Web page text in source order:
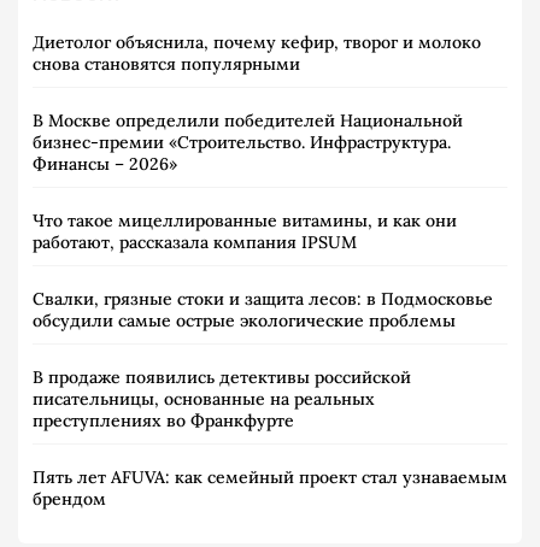
Диетолог объяснила, почему кефир, творог и молоко
снова становятся популярными
В Москве определили победителей Национальной
бизнес-премии «Строительство. Инфраструктура.
Финансы – 2026»
Что такое мицеллированные витамины, и как они
работают, рассказала компания IPSUM
Свалки, грязные стоки и защита лесов: в Подмосковье
обсудили самые острые экологические проблемы
В продаже появились детективы российской
писательницы, основанные на реальных
преступлениях во Франкфурте
Пять лет AFUVA: как семейный проект стал узнаваемым
брендом